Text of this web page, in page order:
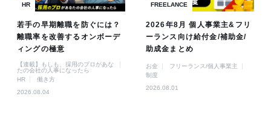
HR
若手の早期離職を防ぐには？
離職率を改善するオンボーデ
ィングの極意
【連載】もしも、採用のプロがあな
たの会社の人事になったら
HR
働き方
2026.08.04
FREELANCE
2026年8月 個人事業主&フリ
ーランス向け給付金/補助金/
助成金まとめ
お金
フリーランス/個人事業主
制度
2026.08.01